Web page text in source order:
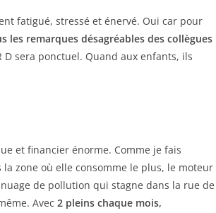
fatigué, stressé et énervé. Oui car pour
les remarques désagréables des collègues
sera ponctuel. Quand aux enfants, ils
et financier énorme. Comme je fais
zone où elle consomme le plus, le moteur
de pollution qui stagne dans la rue de
Avec 2 pleins chaque mois,